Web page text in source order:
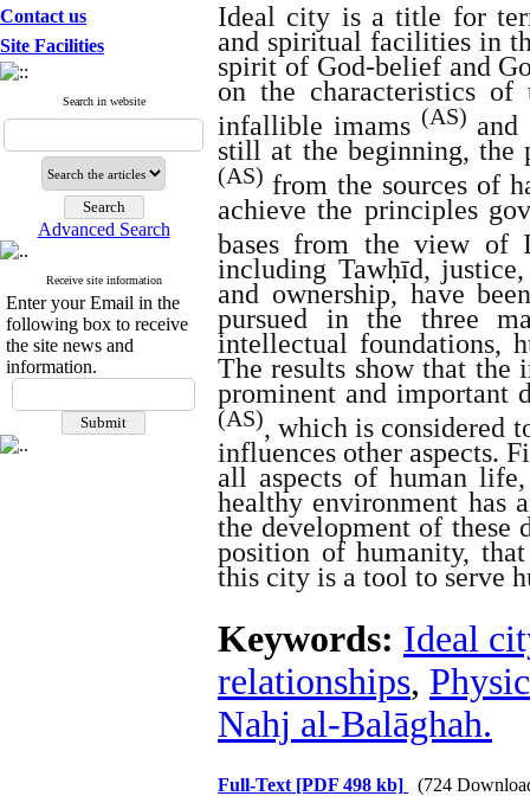
Contact us
Site Facilities
Search in website
Advanced Search
Receive site information
Enter your Email in the
following box to receive
the site news and
information.
Ideal city is a title for
and spiritual facilities in
spirit of God-belief and
on the characteristics
infallible imams (AS)
still at the beginning, the
(AS) from the sources of
achieve the principles
bases from the view of
including Tawḥīd,
and ownership, have
pursued in the three
intellectual foundations,
The results show that the
prominent and
(AS), which is considered
influences other aspects.
all aspects of human
healthy environment has
the development of these
position of humanity,
this city is a tool to serve
Keywords: Ideal
relationships,
Nahj al-Balāghah.
Full-Text [PDF 498 kb] (724